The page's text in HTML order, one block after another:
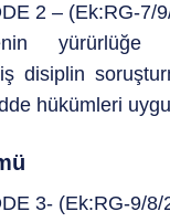
2 – (Ek:RG-7/
yürürlüğe
disiplin
hükümleri
3- (Ek:RG-9/8/